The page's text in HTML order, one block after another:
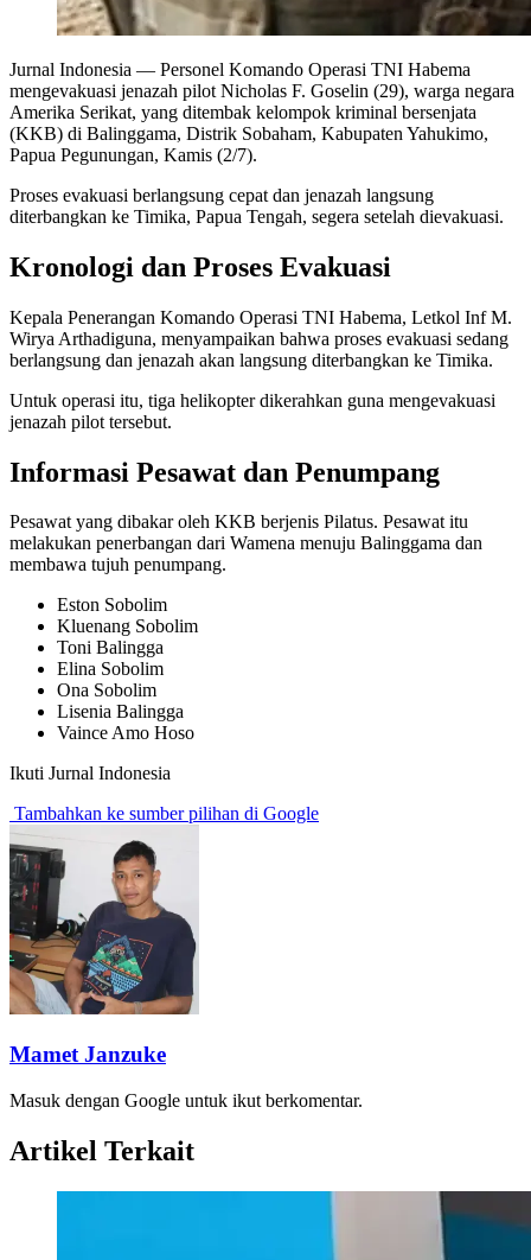
Jurnal Indonesia — Personel Komando Operasi TNI Habema
mengevakuasi jenazah pilot Nicholas F. Goselin (29), warga negara
Amerika Serikat, yang ditembak kelompok kriminal bersenjata
(KKB) di Balinggama, Distrik Sobaham, Kabupaten Yahukimo,
Papua Pegunungan, Kamis (2/7).
Proses evakuasi berlangsung cepat dan jenazah langsung
diterbangkan ke Timika, Papua Tengah, segera setelah dievakuasi.
Kronologi dan Proses Evakuasi
Kepala Penerangan Komando Operasi TNI Habema, Letkol Inf M.
Wirya Arthadiguna, menyampaikan bahwa proses evakuasi sedang
berlangsung dan jenazah akan langsung diterbangkan ke Timika.
Untuk operasi itu, tiga helikopter dikerahkan guna mengevakuasi
jenazah pilot tersebut.
Informasi Pesawat dan Penumpang
Pesawat yang dibakar oleh KKB berjenis Pilatus. Pesawat itu
melakukan penerbangan dari Wamena menuju Balinggama dan
membawa tujuh penumpang.
Eston Sobolim
Kluenang Sobolim
Toni Balingga
Elina Sobolim
Ona Sobolim
Lisenia Balingga
Vaince Amo Hoso
Ikuti Jurnal Indonesia
Tambahkan ke sumber pilihan di Google
Mamet Janzuke
Masuk dengan Google untuk ikut berkomentar.
Artikel Terkait